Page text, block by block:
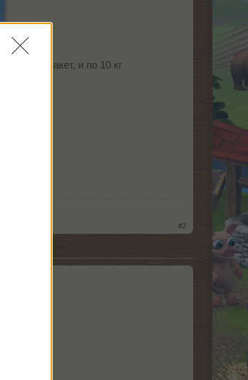
пакет, и по 10 кг
#2